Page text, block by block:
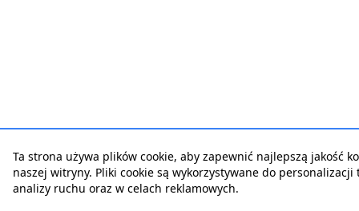
Ta strona używa plików cookie, aby zapewnić najlepszą jakość
naszej witryny. Pliki cookie są wykorzystywane do personalizacji
analizy ruchu oraz w celach reklamowych.